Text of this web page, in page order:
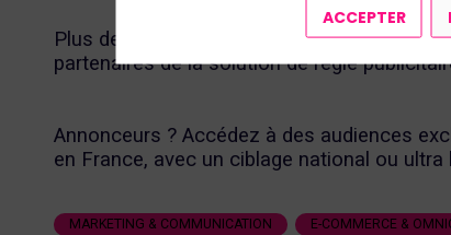
Plus de 4 000 points de ventes et de
partenaires de la solution de régie
Annonceurs ? Accédez à des audiences
en France, avec un ciblage national ou
MARKETING & COMMUNICATION
E-COMMERCE &
ACCEPTER